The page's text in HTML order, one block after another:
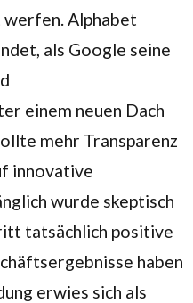
werfen. Alphabet
als Google seine
einem neuen Dach
mehr Transparenz
innovative
wurde skeptisch
tatsächlich positive
haben
erwies sich als